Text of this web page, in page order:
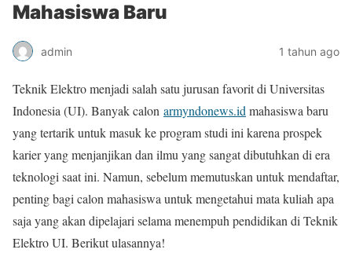
Mahasiswa Baru
admin 1 tahun ago
Teknik Elektro menjadi salah satu jurusan favorit di Universitas
Indonesia (UI). Banyak calon armyndonews.id mahasiswa baru
yang tertarik untuk masuk ke program studi ini karena prospek
karier yang menjanjikan dan ilmu yang sangat dibutuhkan di era
teknologi saat ini. Namun, sebelum memutuskan untuk mendaftar,
penting bagi calon mahasiswa untuk mengetahui mata kuliah apa
saja yang akan dipelajari selama menempuh pendidikan di Teknik
Elektro UI. Berikut ulasannya!